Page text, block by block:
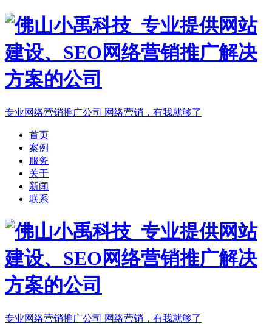
专业网络营销推广公司 网络营销，有我就够了
首页
案例
服务
关于
新闻
联系
专业网络营销推广公司 网络营销，有我就够了